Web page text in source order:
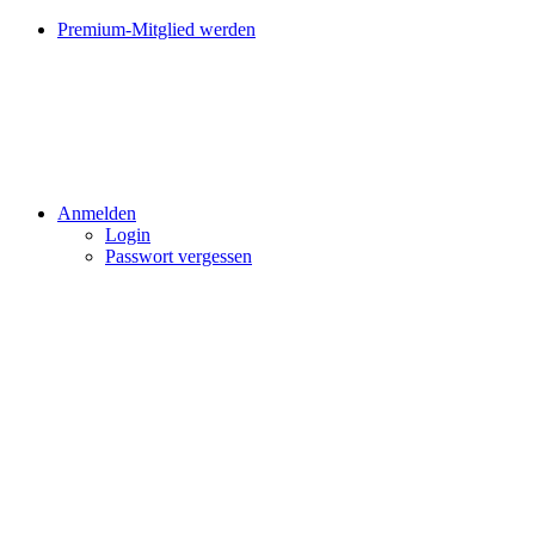
Premium-Mitglied werden
Anmelden
Login
Passwort vergessen